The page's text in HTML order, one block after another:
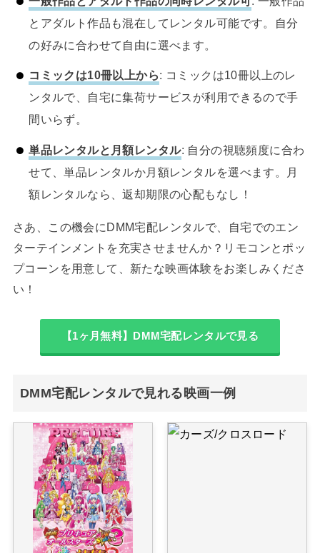
とアダルト作品も混在してレンタル可能です。自分
の好みに合わせて自由に選べます。
コミックは10冊以上から: コミックは10冊以上のレ
ンタルで、自宅に集荷サービスが利用できるので手
間いらず。
単品レンタルと月額レンタル: 自分の視聴頻度に合わ
せて、単品レンタルか月額レンタルを選べます。月
額レンタルなら、返却期限の心配もなし！
さあ、この機会にDMM宅配レンタルで、自宅でのエン
ターテインメントを充実させませんか？リモコンとポッ
プコーンを用意して、新たな映画体験をお楽しみくださ
い！
【1ヶ月無料】DMM宅配レンタルで見る
DMM宅配レンタルで見れる映画一例